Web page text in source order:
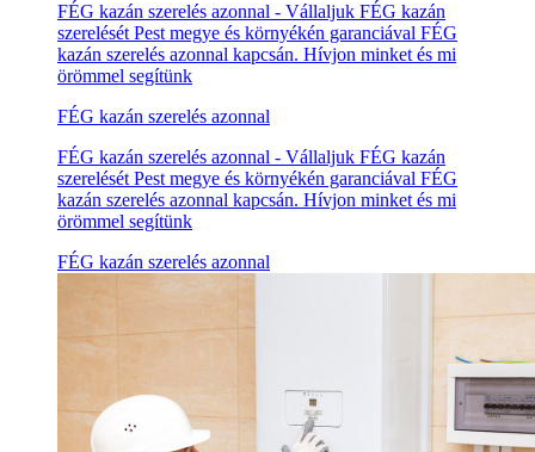
FÉG kazán szerelés azonnal - Vállaljuk FÉG kazán
szerelését Pest megye és környékén garanciával FÉG
kazán szerelés azonnal kapcsán. Hívjon minket és mi
örömmel segítünk
FÉG kazán szerelés azonnal
FÉG kazán szerelés azonnal - Vállaljuk FÉG kazán
szerelését Pest megye és környékén garanciával FÉG
kazán szerelés azonnal kapcsán. Hívjon minket és mi
örömmel segítünk
FÉG kazán szerelés azonnal